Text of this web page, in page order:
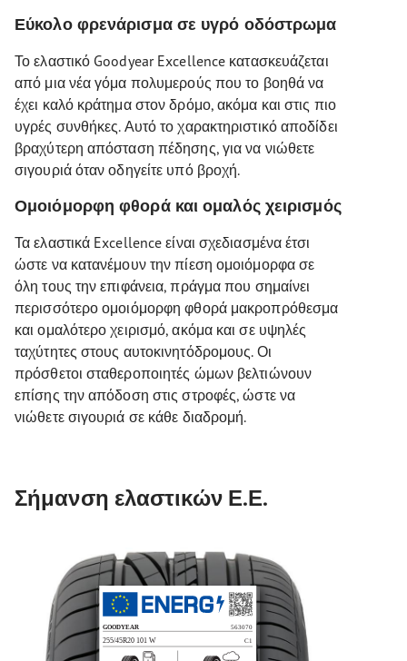
Εύκολο φρενάρισμα σε υγρό οδόστρωμα
Το ελαστικό Goodyear Excellence κατασκευάζεται
από μια νέα γόμα πολυμερούς που το βοηθά να
έχει καλό κράτημα στον δρόμο, ακόμα και στις πιο
υγρές συνθήκες. Αυτό το χαρακτηριστικό αποδίδει
βραχύτερη απόσταση πέδησης, για να νιώθετε
σιγουριά όταν οδηγείτε υπό βροχή.
Ομοιόμορφη φθορά και ομαλός χειρισμός
Τα ελαστικά Excellence είναι σχεδιασμένα έτσι
ώστε να κατανέμουν την πίεση ομοιόμορφα σε
όλη τους την επιφάνεια, πράγμα που σημαίνει
περισσότερο ομοιόμορφη φθορά μακροπρόθεσμα
και ομαλότερο χειρισμό, ακόμα και σε υψηλές
ταχύτητες στους αυτοκινητόδρομους. Οι
πρόσθετοι σταθεροποιητές ώμων βελτιώνουν
επίσης την απόδοση στις στροφές, ώστε να
νιώθετε σιγουριά σε κάθε διαδρομή.
Σήμανση ελαστικών Ε.Ε.